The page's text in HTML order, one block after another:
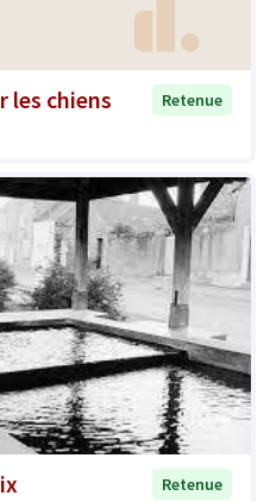
les chiens
Retenue
Retenue